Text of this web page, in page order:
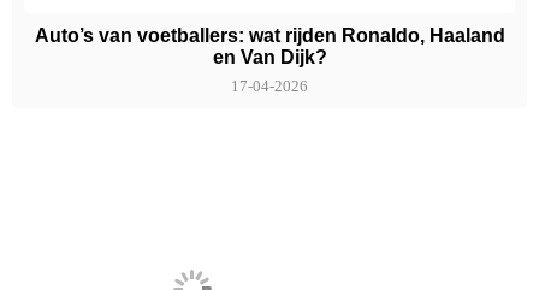
Auto’s van voetballers: wat rijden Ronaldo, Haaland
en Van Dijk?
17-04-2026